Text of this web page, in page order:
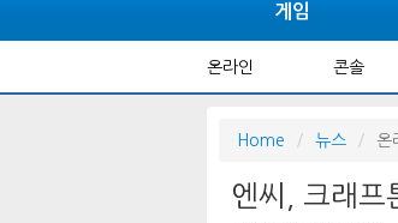
게임
온라인 콘솔
Home 뉴스 온
엔씨, 크래프